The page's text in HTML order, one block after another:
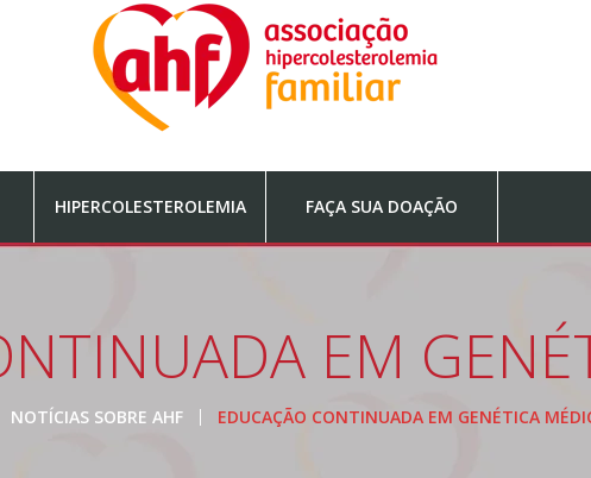
HIPERCOLESTEROLEMIA FAÇA SUA DOAÇÃO
EM
NOTÍCIAS SOBRE AHF EDUCAÇÃO CONTINUADA EM GENÉTICA